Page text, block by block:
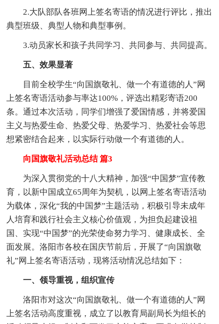
2.大队部队各班网上签名寄语的情况进行评比，推出
典型班级、典型人物和典型事例。
3.动员家长和孩子共同学习、共同参与、共同提高。
五、效果显著
目前全校学生“向国旗敬礼、做一个有道德的人”网
上签名寄语活动参与率达100%，评选出精彩寄语200
条。通过本次活动，同学们增强了爱国情感，并将爱国
主义与热爱生命、热爱父母、热爱学习、热爱社会等思
想紧密结合起来，以实际行动做一个有道德的人。
向国旗敬礼活动总结 篇3
为深入贯彻党的十八大精神，加强“中国梦”宣传教
育，以新中国成立65周年为契机，以网上签名寄语活动
为载体，深化“我的中国梦”主题活动，积极引导未成年
人培育和践行社会主义核心价值观，为担负起建设祖
国、实现“中国梦”的光荣使命努力学习、健康成长、全
面发展。洛阳市各校在国庆节前后，开展了“向国旗敬
礼”网上签名寄语活动，现将活动情况总结如下：
一、领导重视，组织宣传
洛阳市对这次“向国旗敬礼、做一个有道德的人”网
上签名活动高度重视，成立了以教育局副局长为组长的